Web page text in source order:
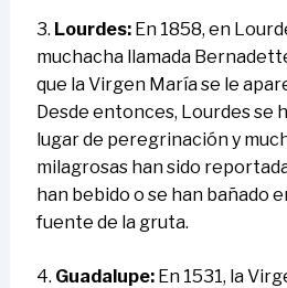
3. Lourdes:En 1858, en
muchacha llamada
que la Virgen María se le
Desde entonces, Lourdes se
lugar de peregrinación y
milagrosas han sido
han bebido o se han bañado
fuente de la gruta.
4. Guadalupe:En 1531, la